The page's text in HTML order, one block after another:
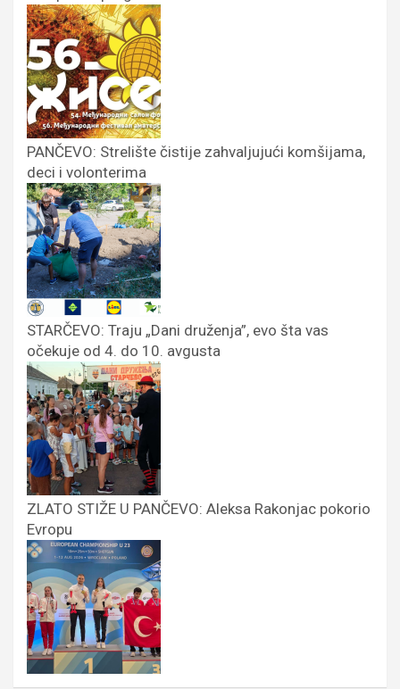
PANČEVO: Strelište čistije zahvaljujući komšijama,
deci i volonterima
STARČEVO: Traju „Dani druženja”, evo šta vas
očekuje od 4. do 10. avgusta
ZLATO STIŽE U PANČEVO: Aleksa Rakonjac pokorio
Evropu